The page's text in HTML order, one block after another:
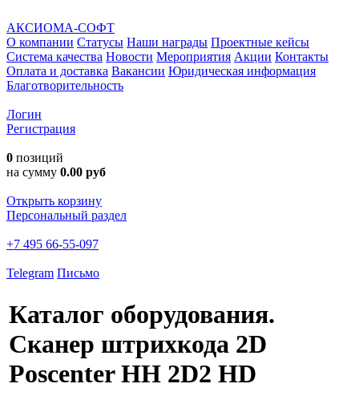
АКСИОМА-СОФТ
О компании Статусы Наши награды Проектные кейсы
Система качества Новости Мероприятия Акции Контакты
Оплата и доставка Вакансии Юридическая информация
Благотворительность
Логин
Регистрация
0 позиций
на сумму 0.00 руб
Открыть корзину
Персональный раздел
+7 495 66-55-097
Telegram Письмо
Каталог оборудования.
Сканер штрихкода 2D
Poscenter HH 2D2 HD